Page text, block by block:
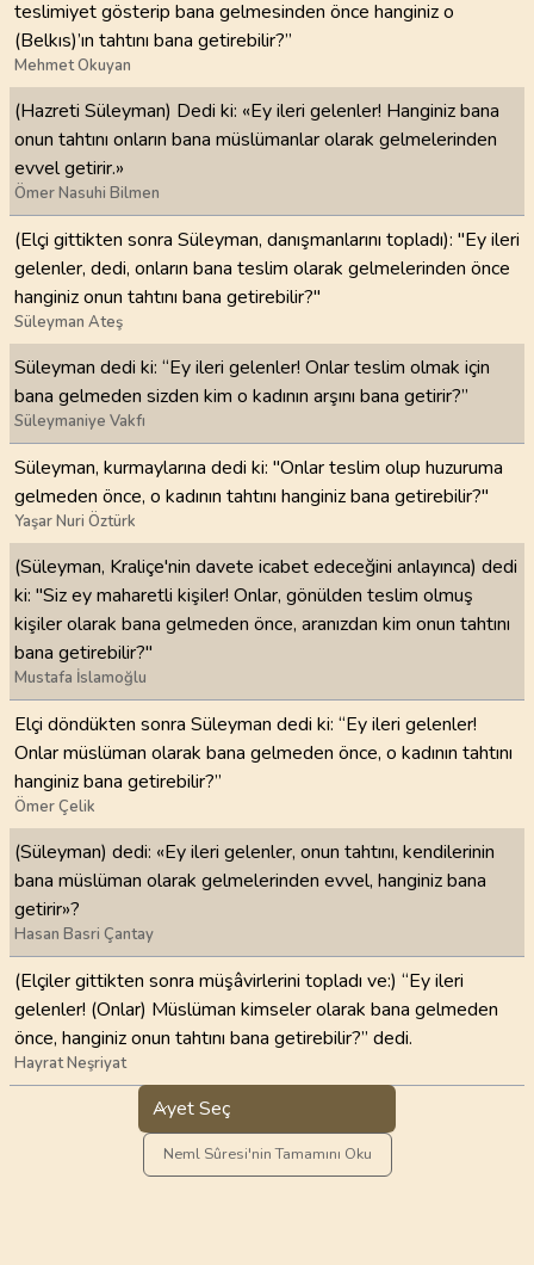
teslimiyet gösterip bana gelmesinden önce hanginiz o
(Belkıs)’ın tahtını bana getirebilir?”
Mehmet Okuyan
(Hazreti Süleyman) Dedi ki: «Ey ileri gelenler! Hanginiz bana
onun tahtını onların bana müslümanlar olarak gelmelerinden
evvel getirir.»
Ömer Nasuhi Bilmen
(Elçi gittikten sonra Süleyman, danışmanlarını topladı): "Ey ileri
gelenler, dedi, onların bana teslim olarak gelmelerinden önce
hanginiz onun tahtını bana getirebilir?"
Süleyman Ateş
Süleyman dedi ki: “Ey ileri gelenler! Onlar teslim olmak için
bana gelmeden sizden kim o kadının arşını bana getirir?”
Süleymaniye Vakfı
Süleyman, kurmaylarına dedi ki: "Onlar teslim olup huzuruma
gelmeden önce, o kadının tahtını hanginiz bana getirebilir?"
Yaşar Nuri Öztürk
(Süleyman, Kraliçe'nin davete icabet edeceğini anlayınca) dedi
ki: "Siz ey maharetli kişiler! Onlar, gönülden teslim olmuş
kişiler olarak bana gelmeden önce, aranızdan kim onun tahtını
bana getirebilir?"
Mustafa İslamoğlu
Elçi döndükten sonra Süleyman dedi ki: “Ey ileri gelenler!
Onlar müslüman olarak bana gelmeden önce, o kadının tahtını
hanginiz bana getirebilir?”
Ömer Çelik
(Süleyman) dedi: «Ey ileri gelenler, onun tahtını, kendilerinin
bana müslüman olarak gelmelerinden evvel, hanginiz bana
getirir»?
Hasan Basri Çantay
(Elçiler gittikten sonra müşâvirlerini topladı ve:) “Ey ileri
gelenler! (Onlar) Müslüman kimseler olarak bana gelmeden
önce, hanginiz onun tahtını bana getirebilir?” dedi.
Hayrat Neşriyat
Ayet Seç
Neml Sûresi'nin Tamamını Oku